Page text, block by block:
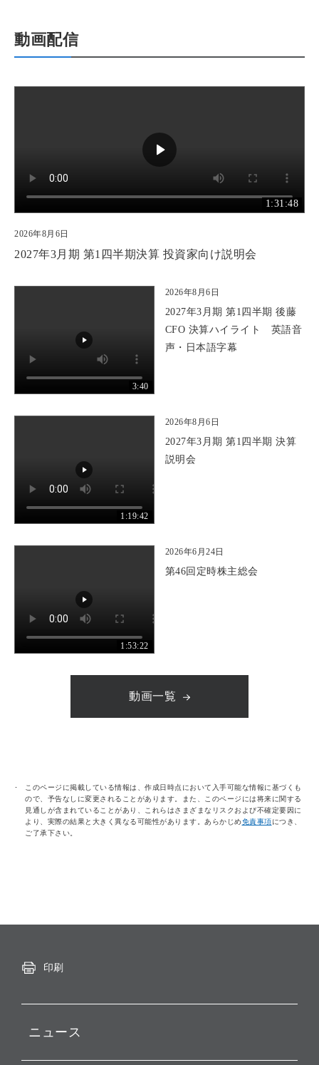
動画配信
1:31:48
2026年8月6日
2027年3月期 第1四半期決算 投資家向け説明会
3:40
2026年8月6日
2027年3月期 第1四半期 後藤
CFO 決算ハイライト 英語音
声・日本語字幕
1:19:42
2026年8月6日
2027年3月期 第1四半期 決算
説明会
1:53:22
2026年6月24日
第46回定時株主総会
動画一覧
このページに掲載している情報は、作成日時点において入手可能な情報に基づくも
ので、予告なしに変更されることがあります。また、このページには将来に関する
見通しが含まれていることがあり、これらはさまざまなリスクおよび不確定要因に
より、実際の結果と大きく異なる可能性があります。あらかじめ免責事項につき、
ご了承下さい。
印刷
ニュース